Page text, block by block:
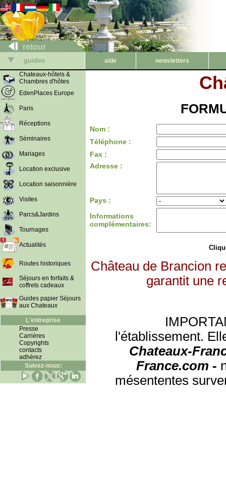
retour
guides aide
newsletters
Chateaux-hôtels &
Chambres d'hôtes
EdenPlaces Europe
Paris
Réceptions
Séminaires
Mariages
Location exclusive
Location saisonnière
Visites
Parcs&Jardins
Tournages
Actualités
Routes historiques
Séjours en forfaits &
coffrets cadeaux
Guides papier Séjours
aux Chateaux
L'entreprise
Presse
Carrières
Copyrights
contacts
adhérez
Suivez-nous:
Nom :
Téléphone :
Fax :
Adresse :
Pays :
Informations
complémentaires:
Château de Brancion
garantit une
l'établissement.
Chateaux-
France.com -
mésententes